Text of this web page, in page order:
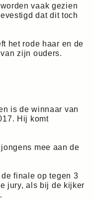
vaak gezien
dat dit toch
het rode haar en de
zijn ouders.
is de winnaar van
Hij komt
mee aan de
finale op tegen 3
jury, als bij de kijker